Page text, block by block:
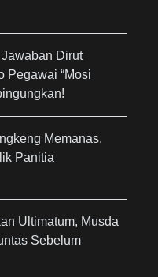
Dirut
Pegawai “Mosi
Memanas,
Panitia
Ultimatum, Musda
Sebelum